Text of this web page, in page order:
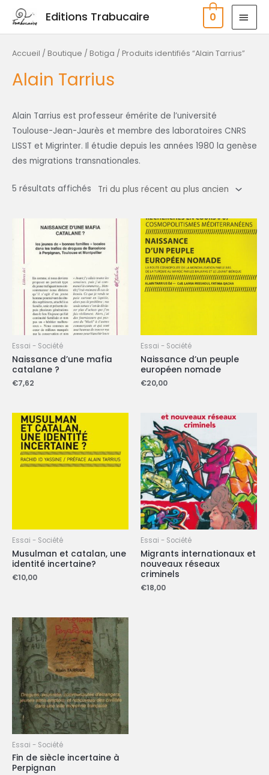
contenu
Editions Trabucaire 0
Accueil / Boutique / Botiga / Produits identifiés “Alain Tarrius”
Alain Tarrius
Alain Tarrius est professeur émérite de l’université
Toulouse-Jean-Jaurès et membre des laboratoires CNRS
LISST et Migrinter. Il étudie depuis les années 1980 la genèse
des migrations transnationales.
5 résultats affichés
Trié
plus
récent
plus
ancien
Essai - Société
Naissance d’une mafia
catalane ?
€7,62
Essai - Société
Naissance d’un peuple
européen nomade
€20,00
Essai - Société
Musulman et catalan, une
identité incertaine?
€10,00
Essai - Société
Migrants internationaux et
nouveaux réseaux
criminels
€18,00
Essai - Société
Fin de siècle incertaine à
Perpignan